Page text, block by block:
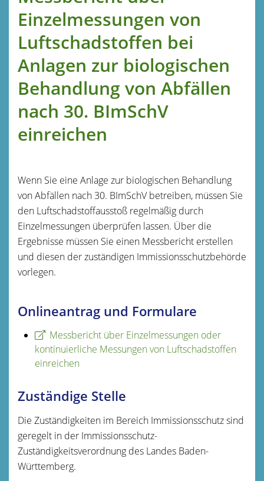
Einzelmessungen von
Luftschadstoffen bei
Anlagen zur biologischen
Behandlung von Abfällen
nach 30. BImSchV
einreichen
Wenn Sie eine Anlage zur biologischen Behandlung
von Abfällen nach 30. BImSchV betreiben, müssen Sie
den Luftschadstoffausstoß regelmäßig durch
Einzelmessungen überprüfen lassen. Über die
Ergebnisse müssen Sie einen Messbericht erstellen
und diesen der zuständigen Immissionsschutzbehörde
vorlegen.
Onlineantrag und Formulare
Messbericht über Einzelmessungen oder
kontinuierliche Messungen von Luftschadstoffen
einreichen
Zuständige Stelle
Die Zuständigkeiten im Bereich Immissionsschutz sind
geregelt in der Immissionsschutz-
Zuständigkeitsverordnung des Landes Baden-
Württemberg.